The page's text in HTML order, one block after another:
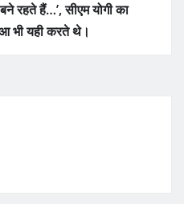
रहते हैं…’, सीएम योगी का
भी यही करते थे।